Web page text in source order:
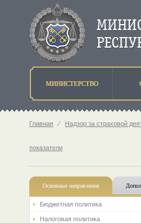
МИНИСТЕРСТВО
Главная ⁄ Надзор за страховой
показатели
Основные направления
Бюджетная политика
Налоговая политика